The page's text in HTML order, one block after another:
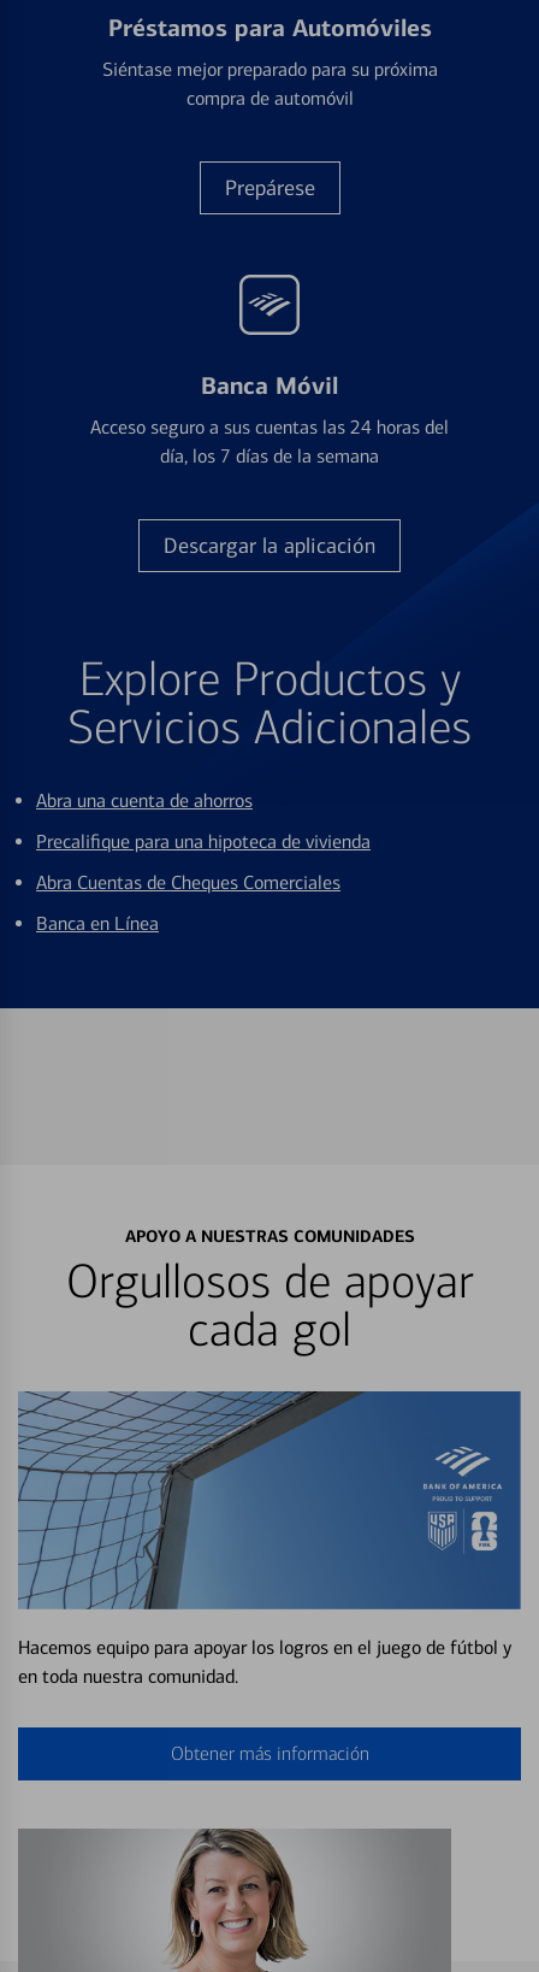
Préstamos para Automóviles
Siéntase mejor preparado para su próxima
compra de automóvil
Prepárese
Banca Móvil
Acceso seguro a sus cuentas las 24 horas del
día, los 7 días de la semana
Descargar la aplicación
Explore Productos y
Servicios Adicionales
Abra una cuenta de ahorros
Precalifique para una hipoteca de vivienda
Abra Cuentas de Cheques Comerciales
Banca en Línea
APOYO A NUESTRAS COMUNIDADES
Orgullosos de apoyar
cada gol
Hacemos equipo para apoyar los logros en el juego de fútbol y
en toda nuestra comunidad.
Obtener más información